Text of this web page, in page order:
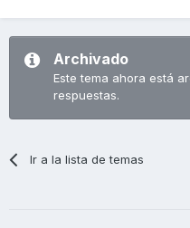
Archivado
Este tema ahora está
respuestas.
Ir a la lista de temas